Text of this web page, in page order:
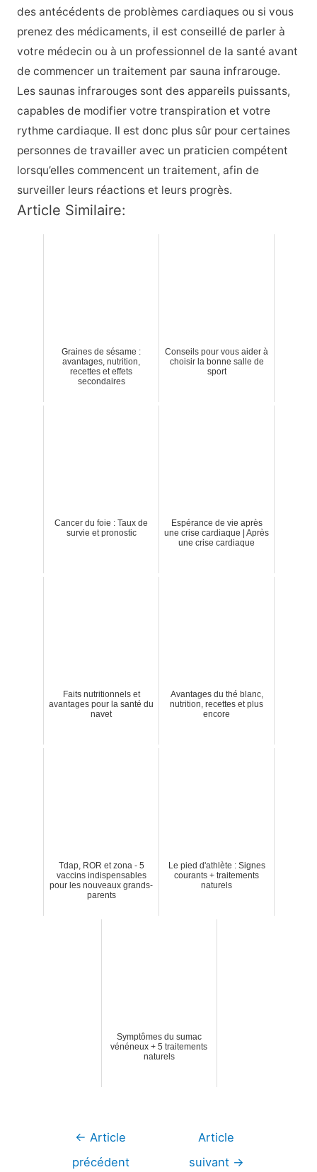
des antécédents de problèmes cardiaques ou si vous
prenez des médicaments, il est conseillé de parler à
votre médecin ou à un professionnel de la santé avant
de commencer un traitement par sauna infrarouge.
Les saunas infrarouges sont des appareils puissants,
capables de modifier votre transpiration et votre
rythme cardiaque. Il est donc plus sûr pour certaines
personnes de travailler avec un praticien compétent
lorsqu’elles commencent un traitement, afin de
surveiller leurs réactions et leurs progrès.
Article Similaire:
Graines de sésame :
avantages, nutrition,
recettes et effets
secondaires
Conseils pour vous aider à
choisir la bonne salle de
sport
Cancer du foie : Taux de
survie et pronostic
Espérance de vie après
une crise cardiaque | Après
une crise cardiaque
Faits nutritionnels et
avantages pour la santé du
navet
Avantages du thé blanc,
nutrition, recettes et plus
encore
Tdap, ROR et zona - 5
vaccins indispensables
pour les nouveaux grands-
parents
Le pied d'athlète : Signes
courants + traitements
naturels
Symptômes du sumac
vénéneux + 5 traitements
naturels
Navigation
← Article
précédent
Article
suivant →